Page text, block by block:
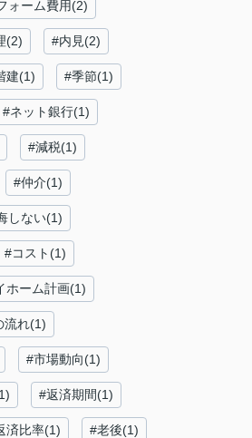
ォーム費用(2)
(2) #内見(2)
建(1) #季節(1)
#ネット銀行(1)
#減税(1)
#仲介(1)
しない(1)
#コスト(1)
ホーム計画(1)
流れ(1)
#市場動向(1)
#返済期間(1)
済比率(1) #老後(1)